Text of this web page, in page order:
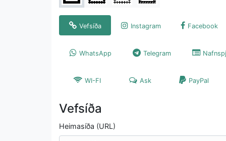
Vefsíða Instagram Facebook
WhatsApp Telegram
WI-FI Ask PayPal
Vefsíða
Heimasíða (URL)